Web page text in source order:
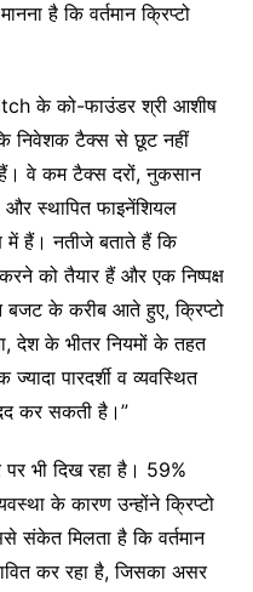
है कि वर्तमान क्रिप्टो
के को-फाउंडर श्री आशीष
निवेशक टैक्स से छूट नहीं
हैं। वे कम टैक्स दरों, नुकसान
स्थापित फाइनेंशियल
में हैं। नतीजे बताते हैं कि
को तैयार हैं और एक निष्पक्ष
बजट के करीब आते हुए, क्रिप्टो
देश के भीतर नियमों के तहत
पारदर्शी व व्यवस्थित
कर सकती है।”
भी दिख रहा है। 59%
के कारण उन्होंने क्रिप्टो
संकेत मिलता है कि वर्तमान
कर रहा है, जिसका असर